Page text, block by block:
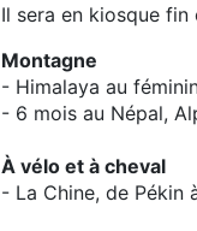
Il sera en kiosque
Montagne
- Himalaya au
- 6 mois au Népal,
À vélo et à cheval
- La Chine, de Pékin